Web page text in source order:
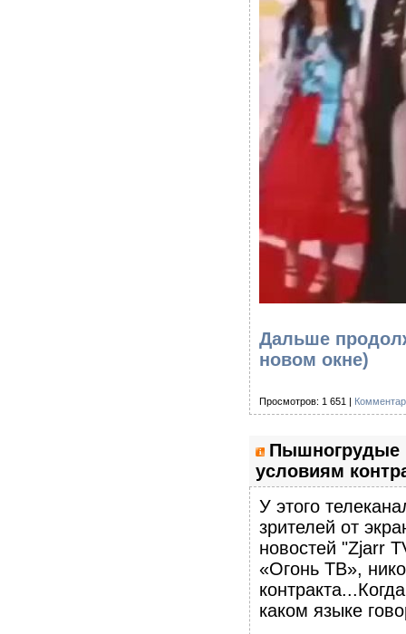
Дальше
новом окне)
Просмотров: 1 651 |
Пышногрудые
условиям
У этого
зрителей от
новостей "Zjarr
«Огонь ТВ»,
каком языке